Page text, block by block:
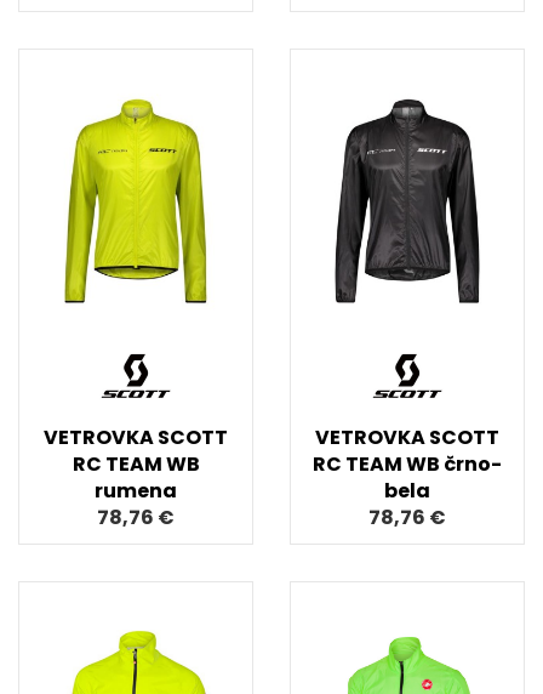
VETROVKA SCOTT
RC TEAM WB
rumena
78,76 €
VETROVKA SCOTT
RC TEAM WB črno-
bela
78,76 €